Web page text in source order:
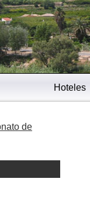
Hoteles
de